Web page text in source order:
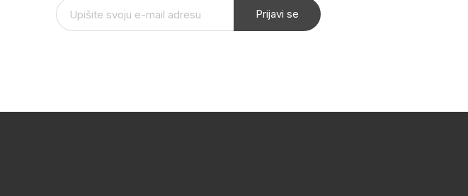
Prijavi se